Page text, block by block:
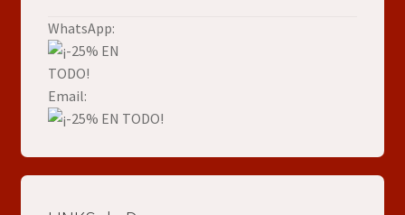
WhatsApp:
Email: